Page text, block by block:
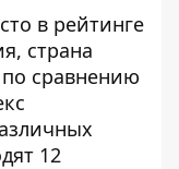
в рейтинге
страна
сравнению
12